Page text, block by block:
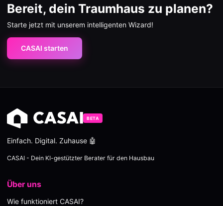
Bereit, dein Traumhaus zu planen?
Starte jetzt mit unserem intelligenten Wizard!
CASAI starten
BETA
Einfach. Digital. Zuhause 🤖
CASAI - Dein KI-gestützter Berater für den Hausbau
Über uns
Wie funktioniert CASAI?